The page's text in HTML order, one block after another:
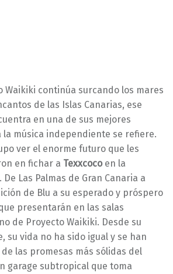
Waikiki continúa surcando los mares
de las Islas Canarias, ese
en una de sus mejores
la música independiente se refiere.
ver el enorme futuro que les
en fichar a Texxcocoen la
Las Palmas de Gran Canaria a
de Blu a su esperado y próspero
presentarán en las salas
de Proyecto Waikiki. Desde su
su vida no ha sido igual y se han
las promesas más sólidas del
garage subtropical que toma